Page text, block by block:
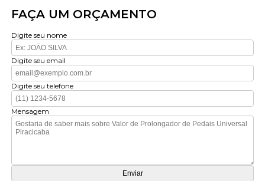
FAÇA UM ORÇAMENTO
Digite seu nome
Digite seu email
Digite seu telefone
Mensagem